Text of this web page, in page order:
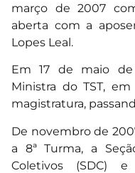
março de 2007
aberta com a
Lopes Leal.
Em 17 de maio de
Ministra do TST,
magistratura,
De novembro de
a 8ª Turma, a
Coletivos (SDC)